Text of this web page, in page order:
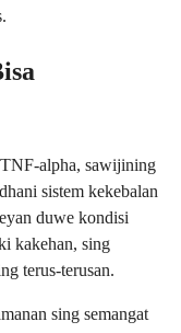
alpha, sawijining
sistem kekebalan
duwe kondisi
kakehan, sing
terus-terusan.
sing semangat